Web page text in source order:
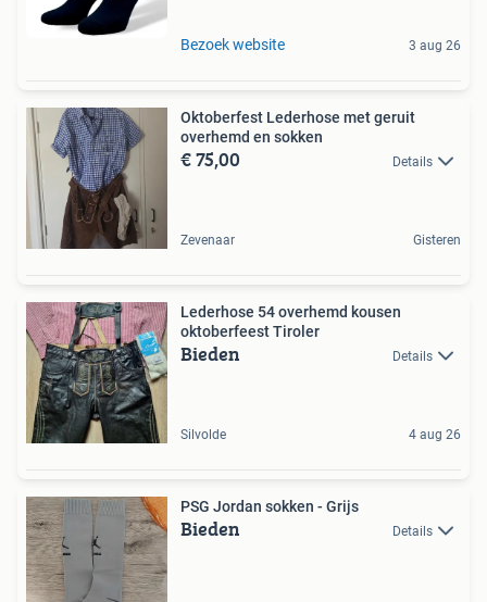
Bezoek website 3 aug 26
Oktoberfest Lederhose met geruit
overhemd en sokken
€ 75,00 Details
Zevenaar Gisteren
Lederhose 54 overhemd kousen
oktoberfeest Tiroler
Bieden Details
Silvolde 4 aug 26
PSG Jordan sokken - Grijs
Bieden Details